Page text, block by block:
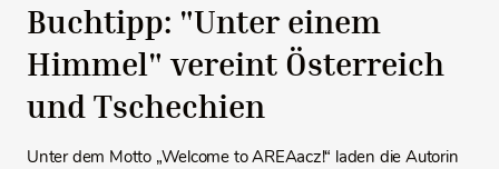
Buchtipp: "Unter einem
Himmel" vereint Österreich
und Tschechien
Unter dem Motto „Welcome to AREAacz!“ laden die Autorin